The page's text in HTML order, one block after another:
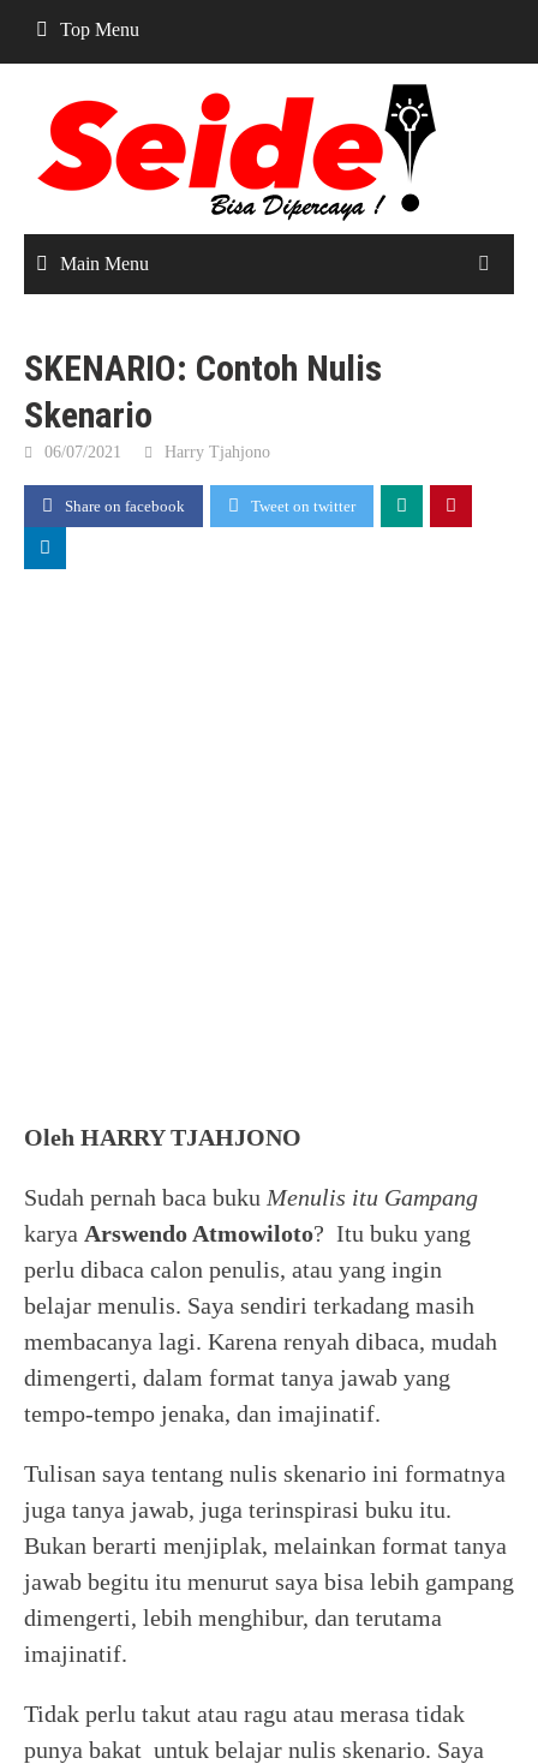
content
Top Menu
Main Menu
SKENARIO: Contoh Nulis
Skenario
06/07/2021 Harry Tjahjono
Share on facebook Tweet on twitter
Oleh HARRY TJAHJONO
Sudah pernah baca buku Menulis itu Gampang
karya Arswendo Atmowiloto? Itu buku yang
perlu dibaca calon penulis, atau yang ingin
belajar menulis. Saya sendiri terkadang masih
membacanya lagi. Karena renyah dibaca, mudah
dimengerti, dalam format tanya jawab yang
tempo-tempo jenaka, dan imajinatif.
Tulisan saya tentang nulis skenario ini formatnya
juga tanya jawab, juga terinspirasi buku itu.
Bukan berarti menjiplak, melainkan format tanya
jawab begitu itu menurut saya bisa lebih gampang
dimengerti, lebih menghibur, dan terutama
imajinatif.
Tidak perlu takut atau ragu atau merasa tidak
punya bakat untuk belajar nulis skenario. Saya